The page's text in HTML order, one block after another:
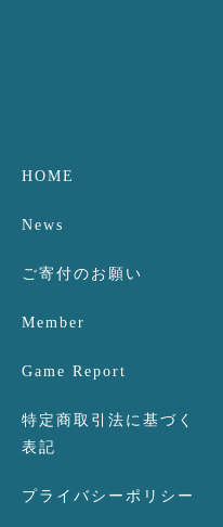
HOME
News
ご寄付のお願い
Member
Game Report
特定商取引法に基づく
表記
プライバシーポリシー